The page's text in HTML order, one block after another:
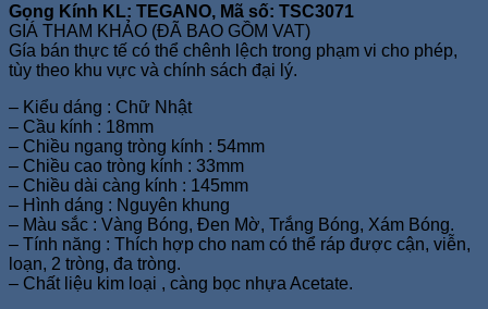
Gọng Kính KL: TEGANO, Mã số: TSC3071
GIÁ THAM KHẢO (ĐÃ BAO GỒM VAT)
Gía bán thực tế có thể chênh lệch trong phạm vi cho phép,
tùy theo khu vực và chính sách đại lý.
– Kiểu dáng : Chữ Nhật
– Cầu kính : 18mm
– Chiều ngang tròng kính : 54mm
– Chiều cao tròng kính : 33mm
– Chiều dài càng kính : 145mm
– Hình dáng : Nguyên khung
– Màu sắc : Vàng Bóng, Đen Mờ, Trắng Bóng, Xám Bóng.
– Tính năng : Thích hợp cho nam có thể ráp được cận, viễn,
loạn, 2 tròng, đa tròng.
– Chất liệu kim loại , càng bọc nhựa Acetate.